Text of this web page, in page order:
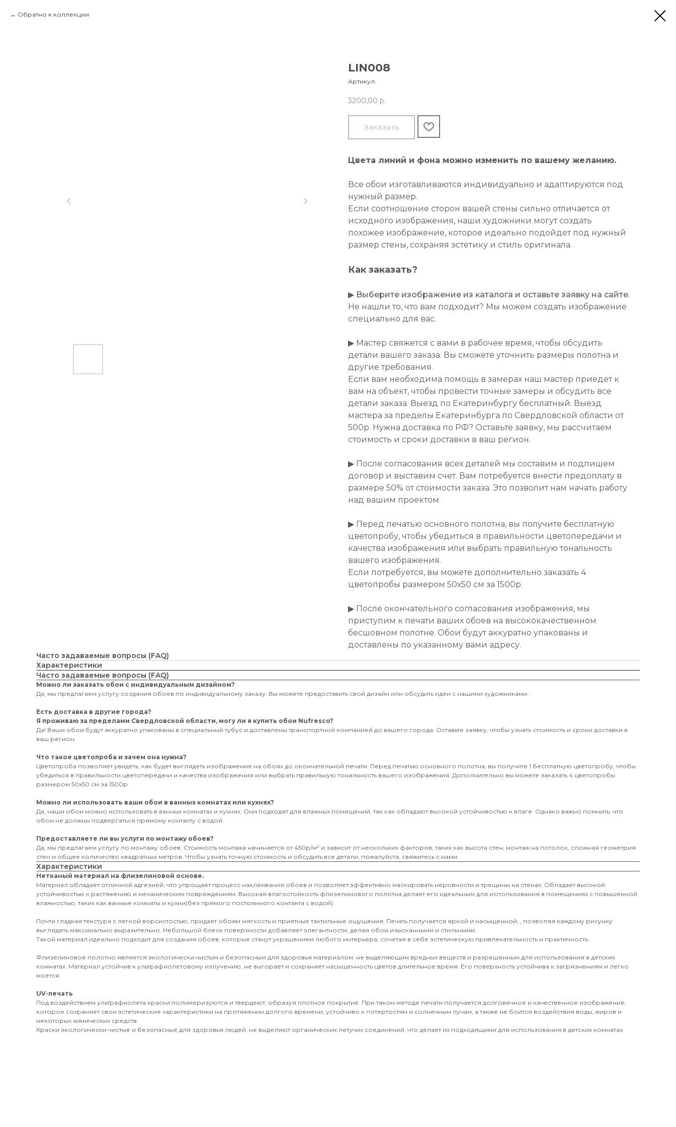
Обратно к коллекции
LIN008
Артикул:
3200,00 р.
Заказать
Цвета линий и фона можно изменить по вашему желанию.
Все обои изготавливаются индивидуально и адаптируются под
нужный размер.
Если соотношение сторон вашей стены сильно отличается от
исходного изображения, наши художники могут создать
похожее изображение, которое идеально подойдет под нужный
размер стены, сохраняя эстетику и стиль оригинала.
Как заказать?
▶ Выберите изображение из каталога и оставьте заявку на сайте.
Не нашли то, что вам подходит? Мы можем создать изображение
специально для вас.
▶ Мастер свяжется с вами в рабочее время, чтобы обсудить
детали вашего заказа. Вы сможете уточнить размеры полотна и
другие требования.
Если вам необходима помощь в замерах наш мастер приедет к
вам на объект, чтобы провести точные замеры и обсудить все
детали заказа. Выезд по Екатеринбургу бесплатный. Выезд
мастера за пределы Екатеринбурга по Свердловской области от
500р. Нужна доставка по РФ? Оставьте заявку, мы рассчитаем
стоимость и сроки доставки в ваш регион.
▶ После согласования всех деталей мы составим и подпишем
договор и выставим счет. Вам потребуется внести предоплату в
размере 50% от стоимости заказа. Это позволит нам начать работу
над вашим проектом.
▶ Перед печатью основного полотна, вы получите бесплатную
цветопробу, чтобы убедиться в правильности цветопередачи и
качества изображения или выбрать правильную тональность
вашего изображения.
Если потребуется, вы можете дополнительно заказать 4
цветопробы размером 50х50 см за 1500р.
▶ После окончательного согласования изображения, мы
приступим к печати ваших обоев на высококачественном
бесшовном полотне. Обои будут аккуратно упакованы и
доставлены по указанному вами адресу.
Часто задаваемые вопросы (FAQ)
Характеристики
Часто задаваемые вопросы (FAQ)
Можно ли заказать обои с индивидуальным дизайном?
Да, мы предлагаем услугу создания обоев по индивидуальному заказу. Вы можете предоставить свой дизайн или обсудить идеи с нашими художниками.
Есть доставка в другие города?
Я проживаю за пределами Свердловской области, могу ли я купить обои Nufresco?
Да! Ваши обои будут аккуратно упакованы в специальный тубус и доставлены транспортной компанией до вашего города. Оставьте заявку, чтобы узнать стоимость и сроки доставки в
ваш регион.
Что такое цветопроба и зачем она нужна?
Цветопроба позволяет увидеть, как будет выглядеть изображение на обоях до окончательной печати. Перед печатью основного полотна, вы получите 1 бесплатную цветопробу, чтобы
убедиться в правильности цветопередачи и качества изображения или выбрать правильную тональность вашего изображения. Дополнительно вы можете заказать 4 цветопробы
размером 50х50 см за 1500р.
Можно ли использовать ваши обои в ванных комнатах или кухнях?
Да, наши обои можно использовать в ванных комнатах и кухнях. Они подходят для влажных помещений, так как обладают высокой устойчивостью к влаге. Однако важно помнить, что
обои не должны подвергаться прямому контакту с водой.
Предоставляете ли вы услуги по монтажу обоев?
Да, мы предлагаем услугу по монтажу обоев. Стоимость монтажа начинается от 450р/м² и зависит от нескольких факторов, таких как высота стен, монтаж на потолок, сложная геометрия
стен и общее количество квадратных метров. Чтобы узнать точную стоимость и обсудить все детали, пожалуйста, свяжитесь с нами.
Характеристики
Нетканый материал на флизелиновой основе.
Материал обладает отличной адгезией, что упрощает процесс наклеивания обоев и позволяет эффективно маскировать неровности и трещины на стенах. Обладает высокой
устойчивостью к растяжению и механическим повреждениям. Высокая влагостойкость флизелинового полотна делает его идеальным для использования в помещениях с повышенной
влажностью, таких как ванные комнаты и кухни(без прямого постоянного контакта с водой).
Почти гладкая текстура с легкой ворсистостью, придает обоям мягкость и приятные тактильные ощущения. Печать получается яркой и насыщенной, , позволяя каждому рисунку
выглядеть максимально выразительно. Небольшой блеск поверхности добавляет элегантности, делая обои изысканными и стильными.
Такой материал идеально подходит для создания обоев, которые станут украшением любого интерьера, сочетая в себе эстетическую привлекательность и практичность.
Флизелиновое полотно является экологически чистым и безопасным для здоровья материалом, не выделяющим вредных веществ и разрешенным для использования в детских
комнатах. Материал устойчив к ультрафиолетовому излучению, не выгорает и сохраняет насыщенность цветов длительное время. Его поверхность устойчива к загрязнениям и легко
моется.
UV-печать
Под воздействием ультрафиолета краски полимеризуются и твердеют, образуя плотное покрытие. При таком методе печати получается долговечное и качественное изображение,
которое сохраняет свои эстетические характеристики на протяжении долгого времени, устойчиво к потертостям и солнечным лучам, а также не боится воздействия воды, жиров и
некоторых химических средств.
Краски экологически чистые и безопасные для здоровья людей, не выделяют органических летучих соединений, что делает их подходящими для использования в детских комнатах.